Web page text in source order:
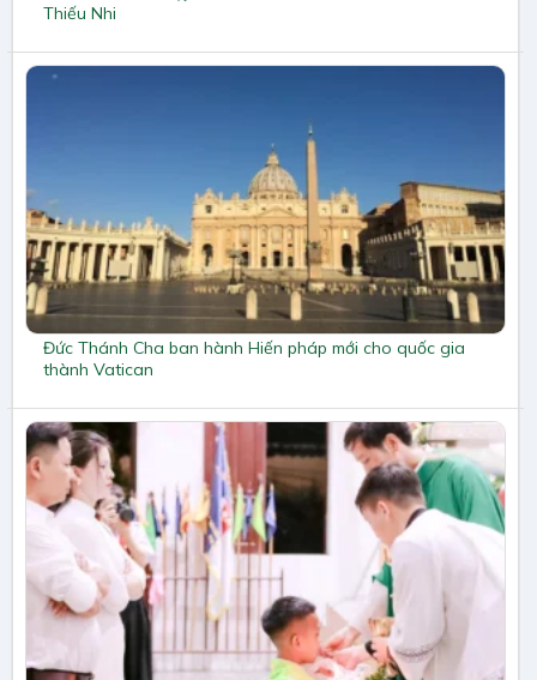
Thiếu Nhi
Đức Thánh Cha ban hành Hiến pháp mới cho quốc gia
thành Vatican